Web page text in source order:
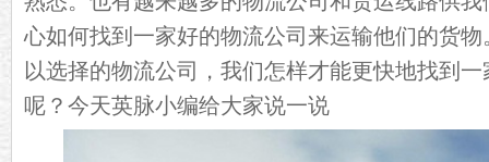
心如何找到一家好的物流公司 来运输他们的货
以选择的物流公司，我们怎样才能更快地找到
呢？今天英脉小编给大家说一说